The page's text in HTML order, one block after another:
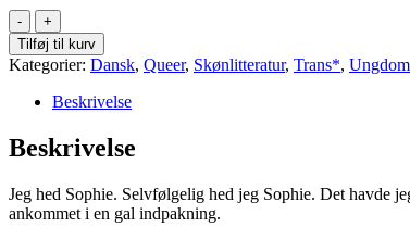
På
vej
mod
Sophie
(Paperback)
antal
Tilføj til kurv
Kategorier: Dansk, Queer, Skønlitteratur, Trans*,
Beskrivelse
Beskrivelse
Jeg hed Sophie. Selvfølgelig hed jeg Sophie. Det havde
ankommet i en gal indpakning.